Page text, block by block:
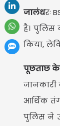
जालंधरः
है। पुलिस
किया,
पूछताछ के
आर्थिक
पुलिस ने